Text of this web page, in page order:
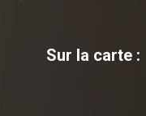
Sur la carte :